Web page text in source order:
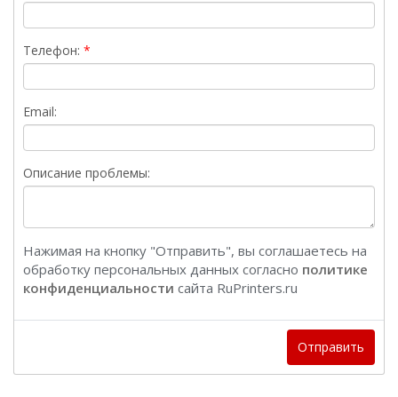
Телефон:
Email:
Описание проблемы:
Нажимая на кнопку "Отправить", вы соглашаетесь на
обработку персональных данных согласно политике
конфиденциальности сайта RuPrinters.ru
Отправить